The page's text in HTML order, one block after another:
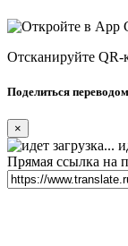
Отсканируйте QR-
Поделиться переводом
×
Прямая ссылка на